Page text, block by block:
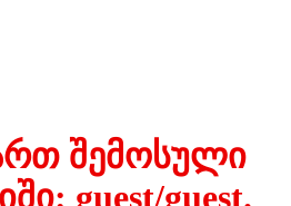
შემოსული
guest/guest.